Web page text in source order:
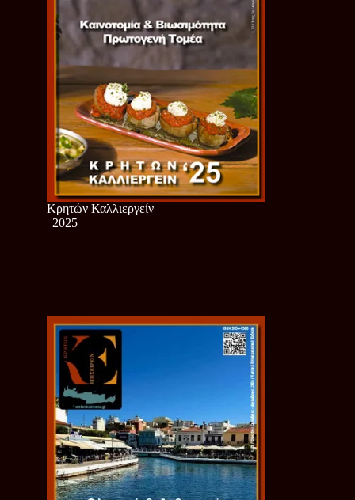
Κρητών Καλλιεργείν
| 2025